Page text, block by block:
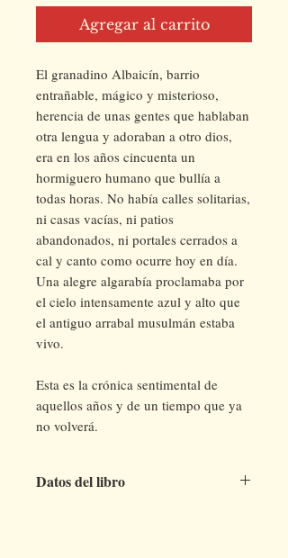
Agregar al carrito
El granadino Albaicín, barrio
entrañable, mágico y misterioso,
herencia de unas gentes que hablaban
otra lengua y adoraban a otro dios,
era en los años cincuenta un
hormiguero humano que bullía a
todas horas. No había calles solitarias,
ni casas vacías, ni patios
abandonados, ni portales cerrados a
cal y canto como ocurre hoy en día.
Una alegre algarabía proclamaba por
el cielo intensamente azul y alto que
el antiguo arrabal musulmán estaba
vivo.
Esta es la crónica sentimental de
aquellos años y de un tiempo que ya
no volverá.
Datos del libro